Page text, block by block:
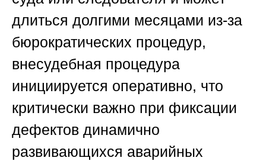
длиться долгими месяцами из-за
бюрократических процедур,
внесудебная процедура
инициируется оперативно, что
критически важно при фиксации
дефектов динамично
развивающихся аварийных